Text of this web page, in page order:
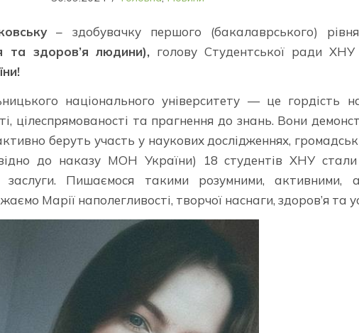
– здобувачку першого (бакалаврського)
та здоров’я людини), голову Студентської ради ХНУ
національного університету — це гордість
цілеспрямованості та прагнення до знань. Вони
беруть участь у наукових дослідженнях,
до наказу МОН України) 18 студентів ХНУ
заслуги. Пишаємося такими розумними, активними,
Марії наполегливості, творчої наснаги, здоров’я та